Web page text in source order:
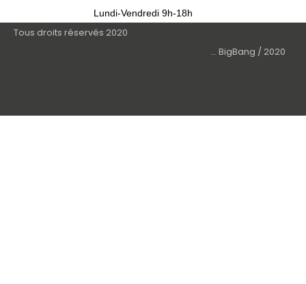
Lundi-Vendredi 9h-18h
Tous droits réservés 2020
... BigBang / 2020